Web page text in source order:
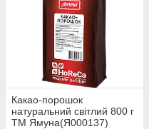
Какао-порошок
натуральний світлий 800 г
ТМ Ямуна(Я000137)